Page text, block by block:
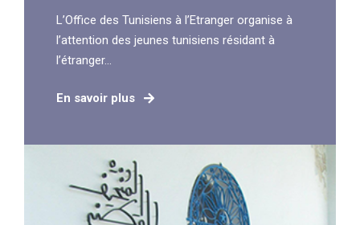
L’Office des Tunisiens à l’Etranger organise à
l’attention des jeunes tunisiens résidant à
l’étranger...
En savoir plus